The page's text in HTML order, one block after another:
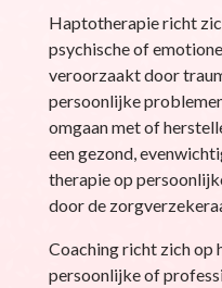
Haptotherapie richt
psychische of
veroorzaakt door
persoonlijke
omgaan met of
een gezond,
therapie op
door de
Coaching richt zich op
persoonlijke of